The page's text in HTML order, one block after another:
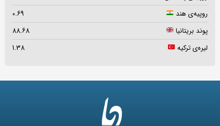
روپیه‌ی هند
0.69
پوند بریتانیا
88.68
لیره‌ی ترکیه
1.38